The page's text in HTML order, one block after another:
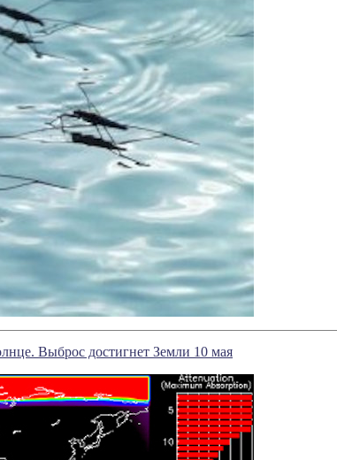
Выброс достигнет Земли 10 мая